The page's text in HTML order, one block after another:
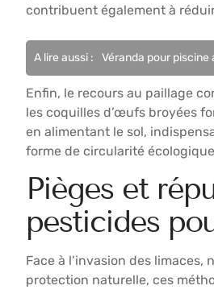
contribuent également à
A lire aussi : Véranda pour piscine
Enfin, le recours au paillage
les coquilles d’œufs broyées
en alimentant le sol,
forme de circularité
Pièges et
pesticides
Face à l’invasion des
protection naturelle, ces